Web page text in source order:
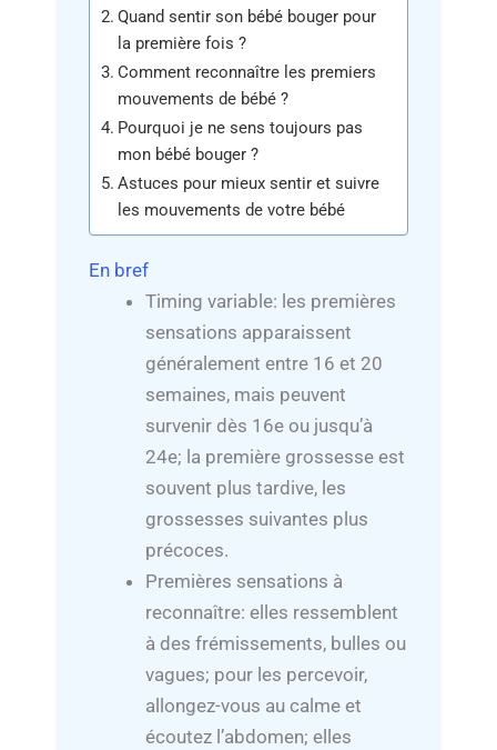
Quand sentir son bébé bouger pour
la première fois ?
Comment reconnaître les premiers
mouvements de bébé ?
Pourquoi je ne sens toujours pas
mon bébé bouger ?
Astuces pour mieux sentir et suivre
les mouvements de votre bébé
En bref
Timing variable: les premières
sensations apparaissent
généralement entre 16 et 20
semaines, mais peuvent
survenir dès 16e ou jusqu’à
24e; la première grossesse est
souvent plus tardive, les
grossesses suivantes plus
précoces.
Premières sensations à
reconnaître: elles ressemblent
à des frémissements, bulles ou
vagues; pour les percevoir,
allongez-vous au calme et
écoutez l’abdomen; elles